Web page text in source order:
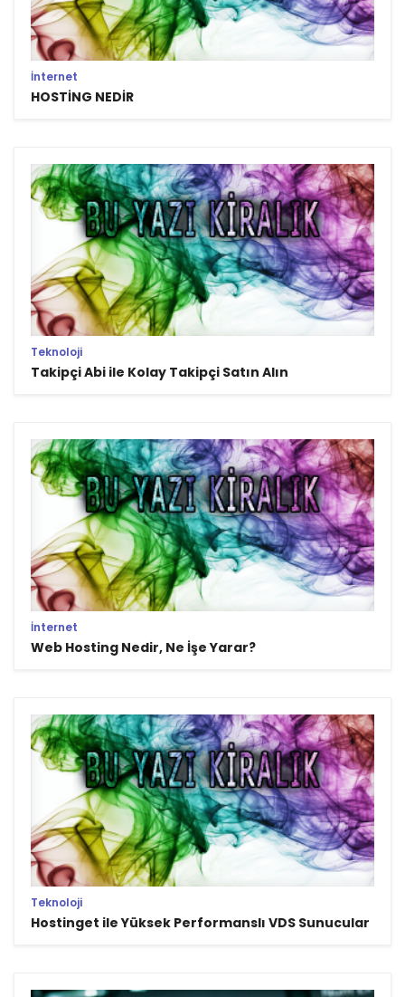
İnternet
HOSTİNG NEDİR
Teknoloji
Takipçi Abi ile Kolay Takipçi Satın Alın
İnternet
Web Hosting Nedir, Ne İşe Yarar?
Teknoloji
Hostinget ile Yüksek Performanslı VDS Sunucular